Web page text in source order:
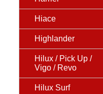
Hiace
Highlander
Hilux / Pick Up /
Vigo / Revo
Hilux Surf